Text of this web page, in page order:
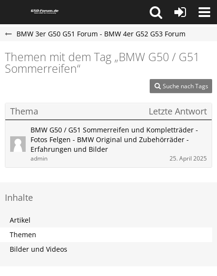
BMW 3er G50 G51 Forum - BMW 4er G52 G53 Forum
Themen mit dem Tag „BMW G50 / G51
Sommerreifen“
Suche nach Tags
Thema Letzte Antwort
BMW G50 / G51 Sommerreifen und Kompletträder -
Fotos Felgen - BMW Original und Zubehörräder -
Erfahrungen und Bilder
admin 25. April 2025
Inhalte
Artikel
Themen
Bilder und Videos